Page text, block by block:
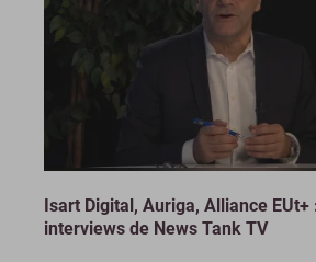
Isart Digital, Auriga, Alliance
interviews de News Tank TV